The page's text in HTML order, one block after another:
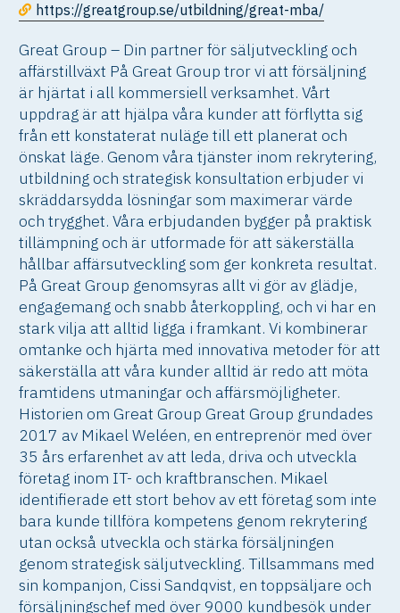
https://greatgroup.se/utbildning/great-mba/
Great Group – Din partner för säljutveckling och
affärstillväxt På Great Group tror vi att försäljning
är hjärtat i all kommersiell verksamhet. Vårt
uppdrag är att hjälpa våra kunder att förflytta sig
från ett konstaterat nuläge till ett planerat och
önskat läge. Genom våra tjänster inom rekrytering,
utbildning och strategisk konsultation erbjuder vi
skräddarsydda lösningar som maximerar värde
och trygghet. Våra erbjudanden bygger på praktisk
tillämpning och är utformade för att säkerställa
hållbar affärsutveckling som ger konkreta resultat.
På Great Group genomsyras allt vi gör av glädje,
engagemang och snabb återkoppling, och vi har en
stark vilja att alltid ligga i framkant. Vi kombinerar
omtanke och hjärta med innovativa metoder för att
säkerställa att våra kunder alltid är redo att möta
framtidens utmaningar och affärsmöjligheter.
Historien om Great Group Great Group grundades
2017 av Mikael Weléen, en entreprenör med över
35 års erfarenhet av att leda, driva och utveckla
företag inom IT- och kraftbranschen. Mikael
identifierade ett stort behov av ett företag som inte
bara kunde tillföra kompetens genom rekrytering
utan också utveckla och stärka försäljningen
genom strategisk säljutveckling. Tillsammans med
sin kompanjon, Cissi Sandqvist, en toppsäljare och
försäljningschef med över 9000 kundbesök under